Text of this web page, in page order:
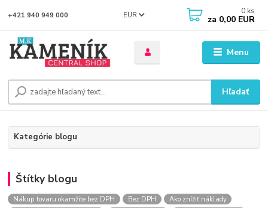
Menu
EUR
Hľadať
+421 940 949 000 0 ks
za 0,00 EUR
Kategórie blogu
Štítky blogu
Nákup tovaru okamžite bez DPH Bez DPH
Ako znížiť náklady